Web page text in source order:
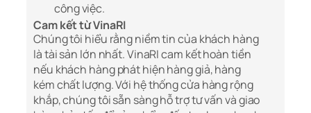
công việc.
Cam kết từ VinaRI
Chúng tôi hiểu rằng niềm tin của khách hàng
là tài sản lớn nhất. VinaRI cam kết hoàn tiền
nếu khách hàng phát hiện hàng giả, hàng
kém chất lượng. Với hệ thống cửa hàng rộng
khắp, chúng tôi sẵn sàng hỗ trợ tư vấn và giao